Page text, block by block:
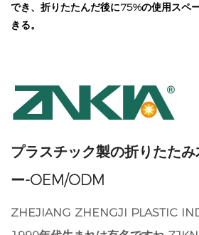
でき、折りたたんだ後に75%の使用スペ
きる。
プラスチック製の折りたた
ー-OEM/ODM
ZHEJIANG ZHENGJI PLASTIC